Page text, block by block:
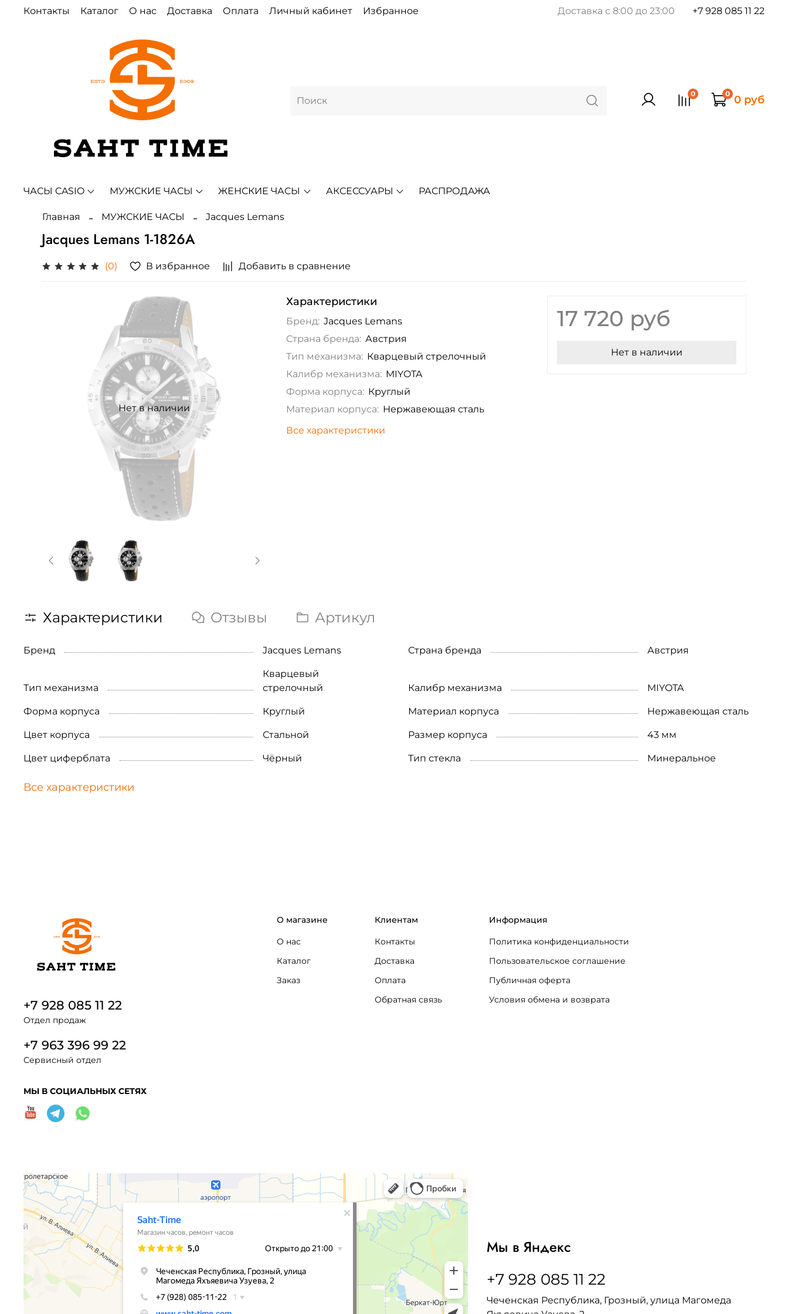
Контакты Каталог О нас Доставка Оплата Личный кабинет Избранное Доставка с 8:00 до 23:00 +7 928 085 11 22
0 0 0 руб
ЧАСЫ CASIO МУЖСКИЕ ЧАСЫ ЖЕНСКИЕ ЧАСЫ АКСЕССУАРЫ РАСПРОДАЖА
Главная МУЖСКИЕ ЧАСЫ Jacques Lemans
Jacques Lemans 1-1826A
(0) В избранное Добавить в сравнение
Нет в наличии
Характеристики
Бренд: Jacques Lemans
Страна бренда: Австрия
Тип механизма: Кварцевый стрелочный
Калибр механизма: MIYOTA
Форма корпуса: Круглый
Материал корпуса: Нержавеющая сталь
Все характеристики
17 720 руб
Нет в наличии
Характеристики Отзывы Артикул
Бренд Jacques Lemans Страна бренда Австрия
Тип механизма
Кварцевый
стрелочный
Калибр механизма MIYOTA
Форма корпуса Круглый Материал корпуса Нержавеющая сталь
Цвет корпуса Стальной Размер корпуса 43 мм
Цвет циферблата Чёрный Тип стекла Минеральное
Все характеристики
О магазине
О нас
Каталог
Заказ
Клиентам
Контакты
Доставка
Оплата
Обратная связь
Информация
Политика конфиденциальности
Пользовательское соглашение
Публичная оферта
Условия обмена и возврата
+7 928 085 11 22
Отдел продаж
+7 963 396 99 22
Сервисный отдел
МЫ В СОЦИАЛЬНЫХ СЕТЯХ
Мы в Яндекс
+7 928 085 11 22
Чеченская Республика, Грозный, улица Магомеда